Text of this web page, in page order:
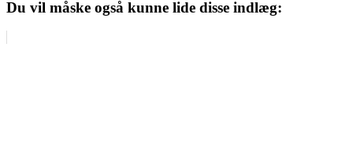
Du vil måske også kunne lide disse indlæg: